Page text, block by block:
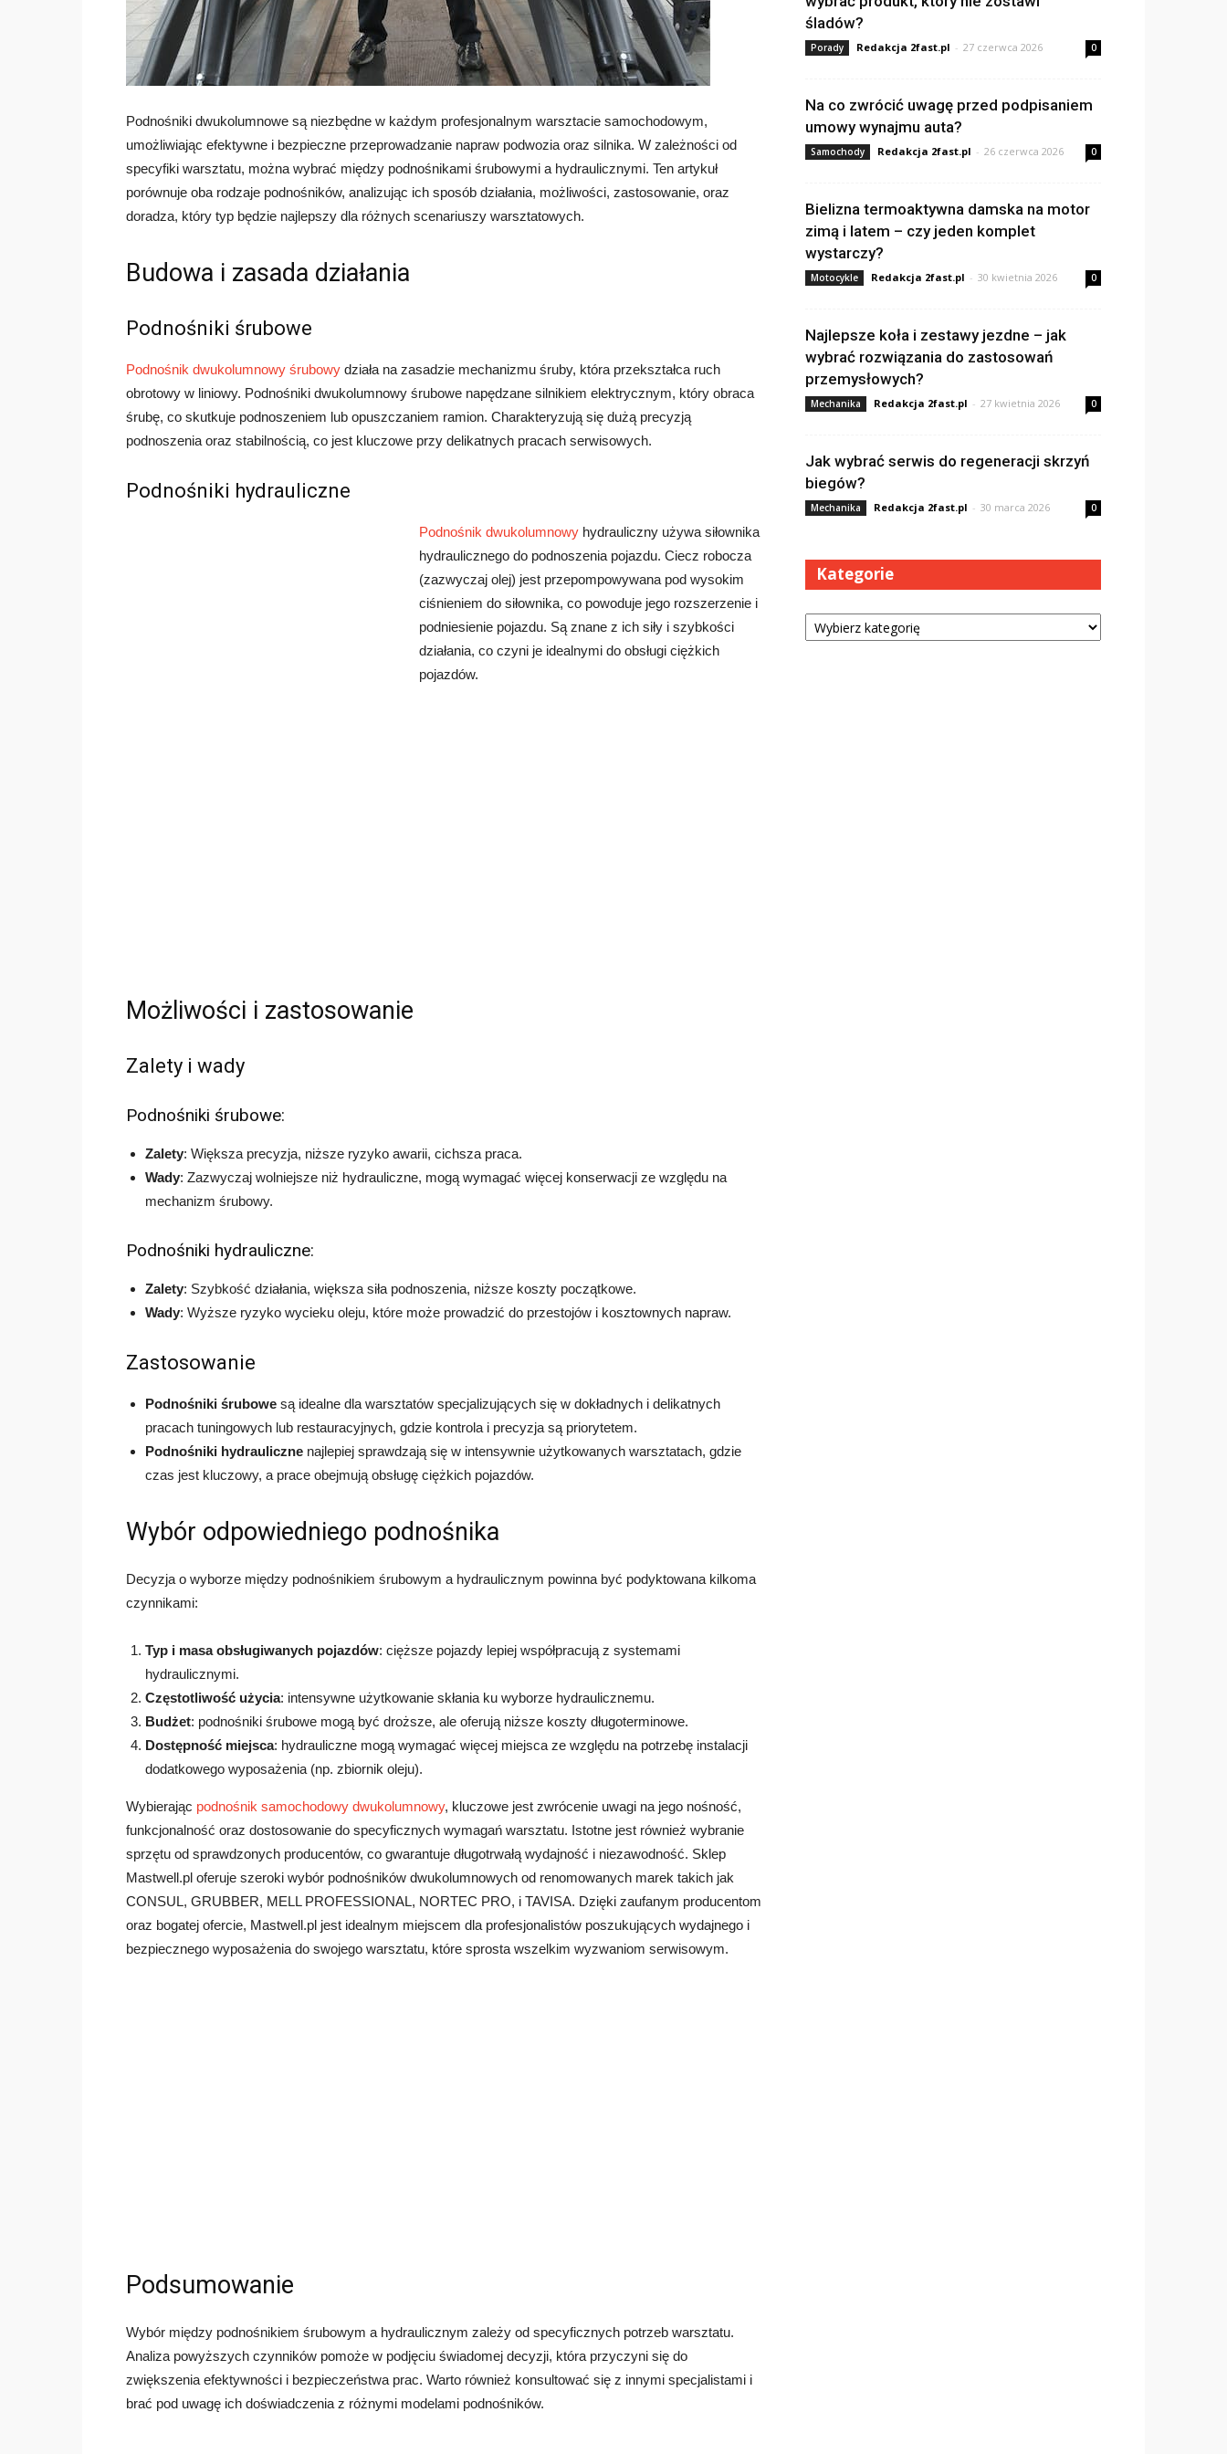
Podnośniki dwukolumnowe są niezbędne w każdym profesjonalnym warsztacie samochodowym,
umożliwiając efektywne i bezpieczne przeprowadzanie napraw podwozia oraz silnika. W zależności od
specyfiki warsztatu, można wybrać między podnośnikami śrubowymi a hydraulicznymi. Ten artykuł
porównuje oba rodzaje podnośników, analizując ich sposób działania, możliwości, zastosowanie, oraz
doradza, który typ będzie najlepszy dla różnych scenariuszy warsztatowych.
Budowa i zasada działania
Podnośniki śrubowe
Podnośnik dwukolumnowy śrubowy działa na zasadzie mechanizmu śruby, która przekształca ruch
obrotowy w liniowy. Podnośniki dwukolumnowy śrubowe napędzane silnikiem elektrycznym, który obraca
śrubę, co skutkuje podnoszeniem lub opuszczaniem ramion. Charakteryzują się dużą precyzją
podnoszenia oraz stabilnością, co jest kluczowe przy delikatnych pracach serwisowych.
Podnośniki hydrauliczne
Podnośnik dwukolumnowy hydrauliczny używa siłownika
hydraulicznego do podnoszenia pojazdu. Ciecz robocza
(zazwyczaj olej) jest przepompowywana pod wysokim
ciśnieniem do siłownika, co powoduje jego rozszerzenie i
podniesienie pojazdu. Są znane z ich siły i szybkości
działania, co czyni je idealnymi do obsługi ciężkich
pojazdów.
Możliwości i zastosowanie
Zalety i wady
Podnośniki śrubowe:
Zalety: Większa precyzja, niższe ryzyko awarii, cichsza praca.
Wady: Zazwyczaj wolniejsze niż hydrauliczne, mogą wymagać więcej konserwacji ze względu na
mechanizm śrubowy.
Podnośniki hydrauliczne:
Zalety: Szybkość działania, większa siła podnoszenia, niższe koszty początkowe.
Wady: Wyższe ryzyko wycieku oleju, które może prowadzić do przestojów i kosztownych napraw.
Zastosowanie
Podnośniki śrubowe są idealne dla warsztatów specjalizujących się w dokładnych i delikatnych
pracach tuningowych lub restauracyjnych, gdzie kontrola i precyzja są priorytetem.
Podnośniki hydrauliczne najlepiej sprawdzają się w intensywnie użytkowanych warsztatach, gdzie
czas jest kluczowy, a prace obejmują obsługę ciężkich pojazdów.
Wybór odpowiedniego podnośnika
Decyzja o wyborze między podnośnikiem śrubowym a hydraulicznym powinna być podyktowana kilkoma
czynnikami:
Typ i masa obsługiwanych pojazdów: cięższe pojazdy lepiej współpracują z systemami
hydraulicznymi.
Częstotliwość użycia: intensywne użytkowanie skłania ku wyborze hydraulicznemu.
Budżet: podnośniki śrubowe mogą być droższe, ale oferują niższe koszty długoterminowe.
Dostępność miejsca: hydrauliczne mogą wymagać więcej miejsca ze względu na potrzebę instalacji
dodatkowego wyposażenia (np. zbiornik oleju).
Wybierając podnośnik samochodowy dwukolumnowy, kluczowe jest zwrócenie uwagi na jego nośność,
funkcjonalność oraz dostosowanie do specyficznych wymagań warsztatu. Istotne jest również wybranie
sprzętu od sprawdzonych producentów, co gwarantuje długotrwałą wydajność i niezawodność. Sklep
Mastwell.pl oferuje szeroki wybór podnośników dwukolumnowych od renomowanych marek takich jak
CONSUL, GRUBBER, MELL PROFESSIONAL, NORTEC PRO, i TAVISA. Dzięki zaufanym producentom
oraz bogatej ofercie, Mastwell.pl jest idealnym miejscem dla profesjonalistów poszukujących wydajnego i
bezpiecznego wyposażenia do swojego warsztatu, które sprosta wszelkim wyzwaniom serwisowym.
Podsumowanie
Wybór między podnośnikiem śrubowym a hydraulicznym zależy od specyficznych potrzeb warsztatu.
Analiza powyższych czynników pomoże w podjęciu świadomej decyzji, która przyczyni się do
zwiększenia efektywności i bezpieczeństwa prac. Warto również konsultować się z innymi specjalistami i
brać pod uwagę ich doświadczenia z różnymi modelami podnośników.
śladów?
Porady Redakcja 2fast.pl - 27 czerwca 2026 0
Na co zwrócić uwagę przed podpisaniem
umowy wynajmu auta?
Samochody Redakcja 2fast.pl - 26 czerwca 2026 0
Bielizna termoaktywna damska na motor
zimą i latem – czy jeden komplet
wystarczy?
Motocykle Redakcja 2fast.pl - 30 kwietnia 2026 0
Najlepsze koła i zestawy jezdne – jak
wybrać rozwiązania do zastosowań
przemysłowych?
Mechanika Redakcja 2fast.pl - 27 kwietnia 2026 0
Jak wybrać serwis do regeneracji skrzyń
biegów?
Mechanika Redakcja 2fast.pl - 30 marca 2026 0
Kategorie
Kategorie